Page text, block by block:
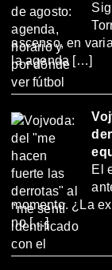
ascenso, en
la agenda […]
El
momento. ¿La
no […]